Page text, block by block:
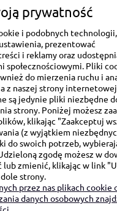
6/8 lok. 57/58
91-341 Łódź
NIP: 6751510615
SIĘ Z NAMI:
happygifts.com
+48 690 172 872
prywatność
i podobnych
prezentować
i reklamy oraz
społecznościowymi. Pliki
do mierzenia ruchu i
z naszej strony
są jedynie pliki niezbędne
strony. Poniżej możesz
klikając "Zaakceptuj
(z wyjątkiem
do swoich potrzeb,
zgodę możesz w
lub zmienić, klikając w link
strony.
przez nas plikach cookie
danych osobowych